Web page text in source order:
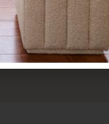
Suscríbete